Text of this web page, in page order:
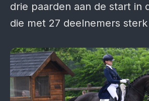
drie paarden aan de start in
die met 27 deelnemers